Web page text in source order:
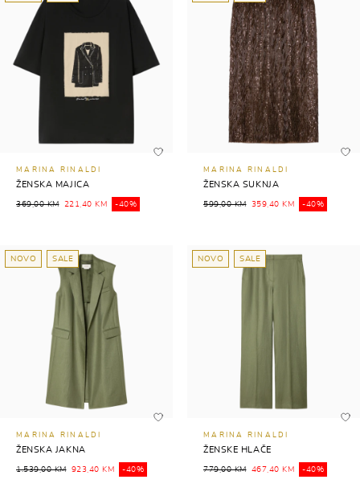
MARINA RINALDI
ŽENSKA MAJICA
369,00 KM 221,40 KM -40%
MARINA RINALDI
ŽENSKA SUKNJA
599,00 KM 359,40 KM -40%
NOVO SALE
MARINA RINALDI
ŽENSKA JAKNA
1.539,00 KM 923,40 KM -40%
NOVO SALE
MARINA RINALDI
ŽENSKE HLAČE
779,00 KM 467,40 KM -40%